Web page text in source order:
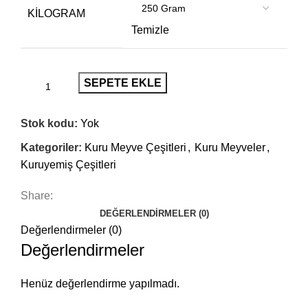
KILOGRAM
Temizle
SEPETE EKLE
Stok kodu: Yok
Kategoriler: Kuru Meyve Çeşitleri , Kuru Meyveler,
Kuruyemiş Çeşitleri
Share:
DEĞERLENDIRMELER (0)
Değerlendirmeler (0)
Değerlendirmeler
Henüz değerlendirme yapılmadı.